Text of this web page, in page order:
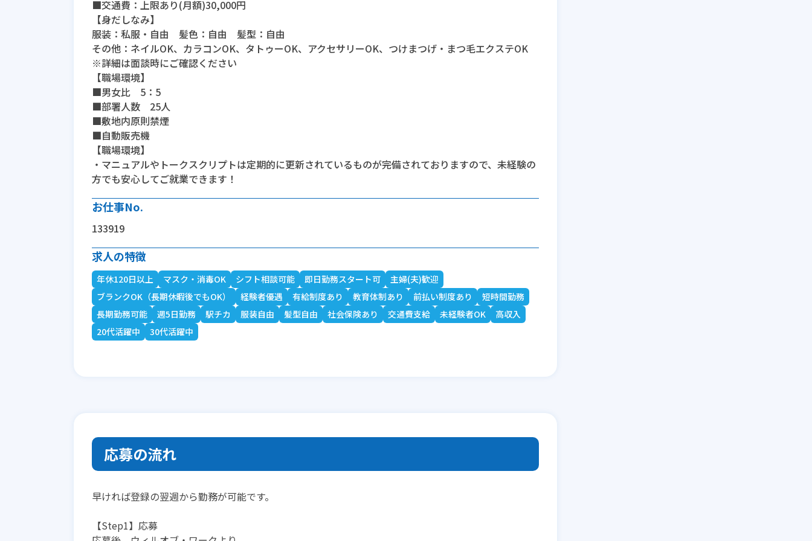
■交通費：上限あり(月額)30,000円
【身だしなみ】
服装：私服・自由 髪色：自由 髪型：自由
その他：ネイルOK、カラコンOK、タトゥーOK、アクセサリーOK、つけまつげ・まつ毛エクステOK
※詳細は面談時にご確認ください
【職場環境】
■男女比 5：5
■部署人数 25人
■敷地内原則禁煙
■自動販売機
【職場環境】
・マニュアルやトークスクリプトは定期的に更新されているものが完備されておりますので、未経験の
方でも安心してご就業できます！
お仕事No.
133919
求人の特徴
年休120日以上 マスク・消毒OK シフト相談可能 即日勤務スタート可
主婦(夫)歓迎
ブランクOK（長期休暇後でもOK）
経験者優遇 有給制度あり 教育体制あり 前払い制度あり
短時間勤務
長期勤務可能
週5日勤務 駅チカ 服装自由 髪型自由 社会保険あり 交通費支給 未経験者OK
高収入
20代活躍中
30代活躍中
応募の流れ
早ければ登録の翌週から勤務が可能です。
【Step1】応募